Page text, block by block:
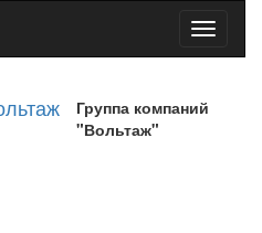
Toggle
Группа компаний
"Вольтаж"